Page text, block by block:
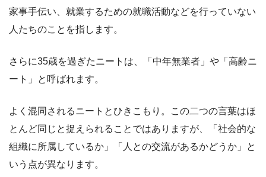
家事手伝い、就業するための就職活動などを行っていない
人たちのことを指します。
さらに35歳を過ぎたニートは、「中年無業者」や「高齢ニ
ート」と呼ばれます。
よく混同されるニートとひきこもり。この二つの言葉はほ
とんど同じと捉えられることではありますが、「社会的な
組織に所属しているか」「人との交流があるかどうか」と
いう点が異なります。